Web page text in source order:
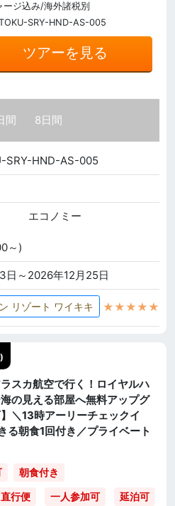
ジ込み/海外諸税別
SRY-HND-AS-005
ツアーを見る
間 8日間
SRY-HND-AS-005
エコノミー
～)
日～2026年12月25日
リゾート ワイキキ ★★★★★
スカ航空で行く！ロイヤルハ
の見える部屋へ無料アップグ
＼13時アーリーチェックイ
朝食1回付き／プライベート
朝食付き
直行便 一人参加可 延泊可